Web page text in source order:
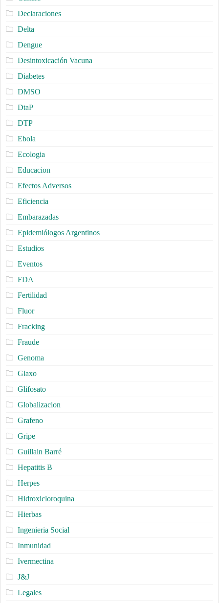
Declaraciones
Delta
Dengue
Desintoxicación Vacuna
Diabetes
DMSO
DtaP
DTP
Ebola
Ecologia
Educacion
Efectos Adversos
Eficiencia
Embarazadas
Epidemiólogos Argentinos
Estudios
Eventos
FDA
Fertilidad
Fluor
Fracking
Fraude
Genoma
Glaxo
Glifosato
Globalizacion
Grafeno
Gripe
Guillain Barré
Hepatitis B
Herpes
Hidroxicloroquina
Hierbas
Ingenieria Social
Inmunidad
Ivermectina
J&J
Legales